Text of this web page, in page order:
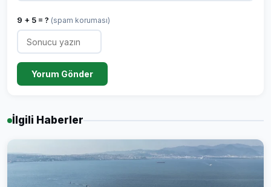
9 + 5 = ? (spam koruması)
Yorum Gönder
İlgili Haberler